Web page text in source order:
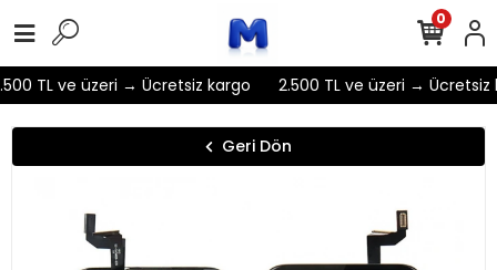
TL ve üzeri → Ücretsiz kargo 2.500 TL ve üzeri → Ücretsiz
0
Geri Dön